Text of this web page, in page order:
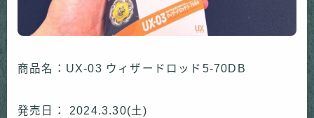
商品名：UX-03 ウィザードロッド5-70DB
発売日： 2024.3.30(土)